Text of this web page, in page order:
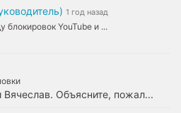
1 год назад
YouTube и ...
Объясните, пожал...